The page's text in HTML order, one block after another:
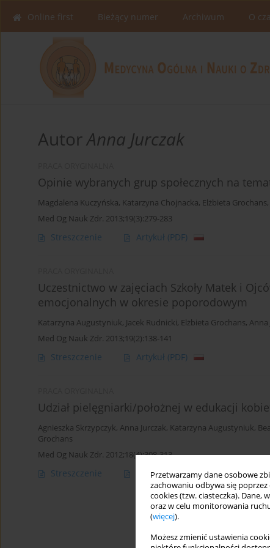
Przetwarzamy dane osobowe
zachowaniu odbywa się
cookies (tzw. ciasteczka). Dane,
oraz w celu monitorowania
(więcej).
Możesz zmienić ustawienia
Online first Bieżący numer Archiwum O
AutorAnna Jurczak
Opinie wybranych grup społecznych na
Magdalena Kuczyńska, Katarzyna Chojnacka, Elżbieta Grochans,
Med Og Nauk Zdr. 2013;19(3):279-283
Streszczenie Artykuł (PDF)
Uczestnictwo w zajęciach Szkoły Matek i
emocjonalnych w okresie poporodowym
Katarzyna Augustyniuk, Jacek Rudnicki, Elżbieta Grochans, Anna
Med Og Nauk Zdr. 2013;19(2):138-141
Streszczenie Artykuł (PDF)
Udział pielęgniarki/położnej w edukacji
Agnieszka Skrzypczyk, Anna Jurczak, Katarzyna Augustyniuk,
Grochans
Med Og Nauk Zdr. 2012;18(4):308-313
Streszczenie Artykuł(PDF)